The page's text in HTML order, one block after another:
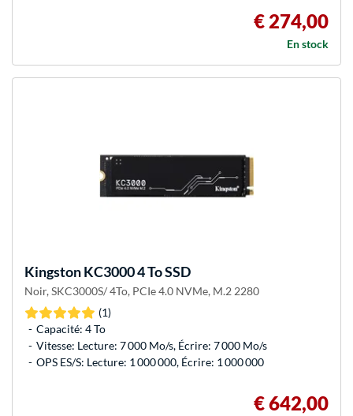
€ 274,00
En stock
KingstonKC3000 4 To SSD
Noir, SKC3000S/ 4To, PCIe 4.0 NVMe, M.2 2280
(1)
Capacité: 4 To
Vitesse: Lecture: 7 000 Mo/s, Écrire: 7 000 Mo/s
OPS ES/S: Lecture: 1 000 000, Écrire: 1 000 000
€ 642,00